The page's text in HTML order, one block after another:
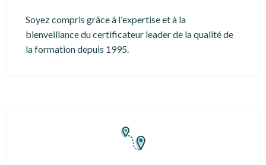
Soyez compris grâce à l'expertise et à la
bienveillance du certificateur leader de la qualité de
la formation depuis 1995.